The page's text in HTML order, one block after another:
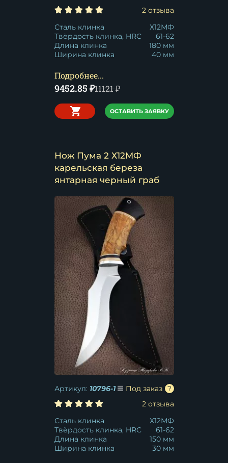
2 отзыва
Сталь клинка
Х12МФ
Твёрдость клинка, HRC
61-62
Длина клинка
180 мм
Ширина клинка
40 мм
Подробнее...
9452.85 ₽11121₽
ОСТАВИТЬ ЗАЯВКУ
Нож Пума 2 Х12МФ
карельская береза
янтарная черный граб
Артикул: 10796-1
Под заказ
2 отзыва
Сталь клинка
Х12МФ
Твёрдость клинка, HRC
61-62
Длина клинка
150 мм
Ширина клинка
30 мм